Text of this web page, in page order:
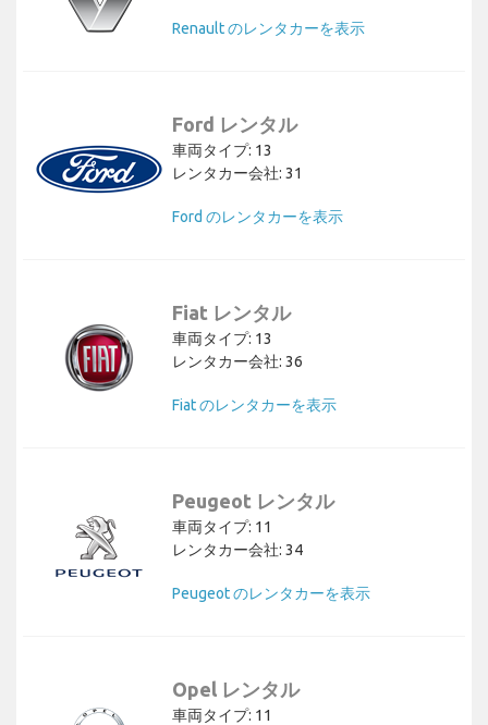
Renault のレンタカーを表示
Ford レンタル
車両タイプ: 13
レンタカー会社: 31
Ford のレンタカーを表示
Fiat レンタル
車両タイプ: 13
レンタカー会社: 36
Fiat のレンタカーを表示
Peugeot レンタル
車両タイプ: 11
レンタカー会社: 34
Peugeot のレンタカーを表示
Opel レンタル
車両タイプ: 11